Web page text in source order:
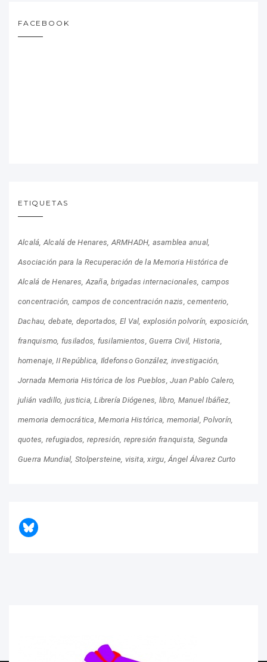
FACEBOOK
ETIQUETAS
Alcalá Alcalá de Henares ARMHADH asamblea anual
Asociación para la Recuperación de la Memoria Histórica de
Alcalá de Henares Azaña brigadas internacionales campos
concentración campos de concentración nazis cementerio
Dachau debate deportados El Val explosión polvorín exposición
franquismo fusilados fusilamientos Guerra Civil Historia
homenaje II República Ildefonso González investigación
Jornada Memoria Histórica de los Pueblos Juan Pablo Calero
julián vadillo justicia Librería Diógenes libro Manuel Ibáñez
memoria democrática Memoria Histórica memorial Polvorín
quotes refugiados represión represión franquista Segunda
Guerra Mundial Stolpersteine visita xirgu Ángel Álvarez Curto